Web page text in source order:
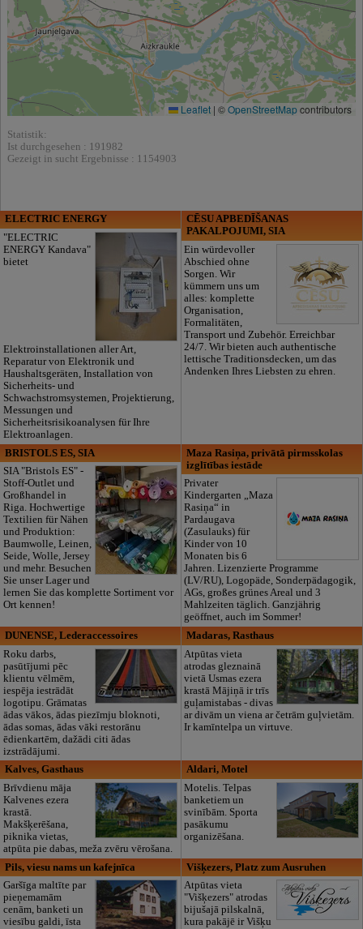
Leaflet | ©OpenStreetMapcontributors
Statistik:
Ist durchgesehen : 191982
Gezeigt in sucht Ergebnisse : 1154903
ELECTRIC ENERGY
"ELECTRIC
ENERGY Kandava"
bietet
Elektroinstallationen aller Art,
Reparatur von Elektronik und
Haushaltsgeräten, Installation von
Sicherheits- und
Schwachstromsystemen, Projektierung,
Messungen und
Sicherheitsrisikoanalysen für Ihre
Elektroanlagen.
CĒSU APBEDĪŠANAS
PAKALPOJUMI, SIA
Ein würdevoller
Abschied ohne
Sorgen. Wir
kümmern uns um
alles: komplette
Organisation,
Formalitäten,
Transport und Zubehör. Erreichbar
24/7. Wir bieten auch authentische
lettische Traditionsdecken, um das
Andenken Ihres Liebsten zu ehren.
BRISTOLS ES, SIA
SIA "Bristols ES" -
Stoff-Outlet und
Großhandel in
Riga. Hochwertige
Textilien für Nähen
und Produktion:
Baumwolle, Leinen,
Seide, Wolle, Jersey
und mehr. Besuchen
Sie unser Lager und
lernen Sie das komplette Sortiment vor
Ort kennen!
Maza Rasiņa, privātā pirmsskolas
izglītības iestāde
Privater
Kindergarten „Maza
Rasiņa“ in
Pardaugava
(Zasulauks) für
Kinder von 10
Monaten bis 6
Jahren. Lizenzierte Programme
(LV/RU), Logopäde, Sonderpädagogik,
AGs, großes grünes Areal und 3
Mahlzeiten täglich. Ganzjährig
geöffnet, auch im Sommer!
DUNENSE, Lederaccessoires
Roku darbs,
pasūtījumi pēc
klientu vēlmēm,
iespēja iestrādāt
logotipu. Grāmatas
ādas vākos, ādas piezīmju bloknoti,
ādas somas, ādas vāki restorānu
ēdienkartēm, dažādi citi ādas
izstrādājumi.
Madaras, Rasthaus
Atpūtas vieta
atrodas gleznainā
vietā Usmas ezera
krastā Mājiņā ir trīs
guļamistabas - divas
ar divām un viena ar četrām guļvietām.
Ir kamīntelpa un virtuve.
Kalves, Gasthaus
Brīvdienu māja
Kalvenes ezera
krastā.
Makšķerēšana,
piknika vietas,
atpūta pie dabas, meža zvēru vērošana.
Aldari, Motel
Motelis. Telpas
banketiem un
svinībām. Sporta
pasākumu
organizēšana.
Pils, viesu nams un kafejnīca
Garšīga maltīte par
pieņemamām
cenām, banketi un
viesību galdi, īsta
Višķezers, Platz zum Ausruhen
Atpūtas vieta
"Višķezers" atrodas
bijušajā pilskalnā,
kura pakājē ir Višķu